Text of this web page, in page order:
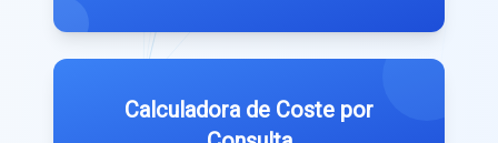
Calculadora de Coste por